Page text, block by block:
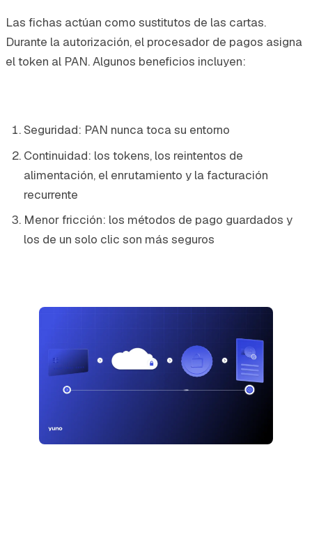
Las fichas actúan como sustitutos de las cartas.
Durante la autorización, el procesador de pagos asigna
el token al PAN. Algunos beneficios incluyen:
Seguridad: PAN nunca toca su entorno
Continuidad: los tokens, los reintentos de
alimentación, el enrutamiento y la facturación
recurrente
Menor fricción: los métodos de pago guardados y
los de un solo clic son más seguros